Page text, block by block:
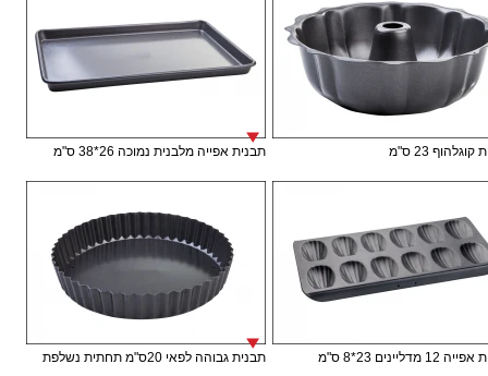
23 ס"מ תבנית אפייה מלבנית נמוכה 26*38 ס"מ
מדליינים 23*8 ס"מ תבנית גבוהה לפאי 20ס"מ תחתית נשלפת